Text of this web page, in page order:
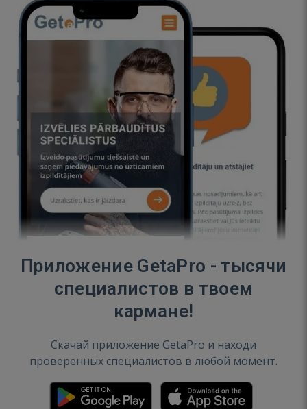
Приложение GetaPro - тысячи
специалистов в твоем
кармане!
Скачай приложение GetaPro и находи
проверенных специалистов в любой момент.